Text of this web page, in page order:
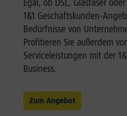
1&1 Geschäftskunden-
Bedürfnisse von
Profitieren Sie außerdem
Serviceleistungen mit der
Business.
Zum Angebot